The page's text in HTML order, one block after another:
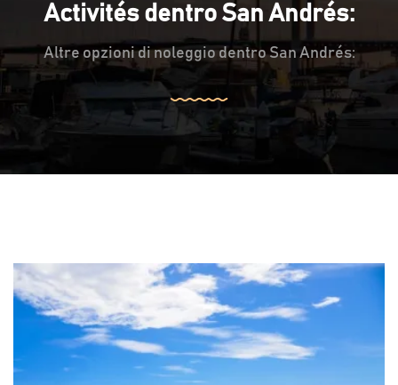
Activités dentro San Andrés:
Altre opzioni di noleggio dentro San Andrés: